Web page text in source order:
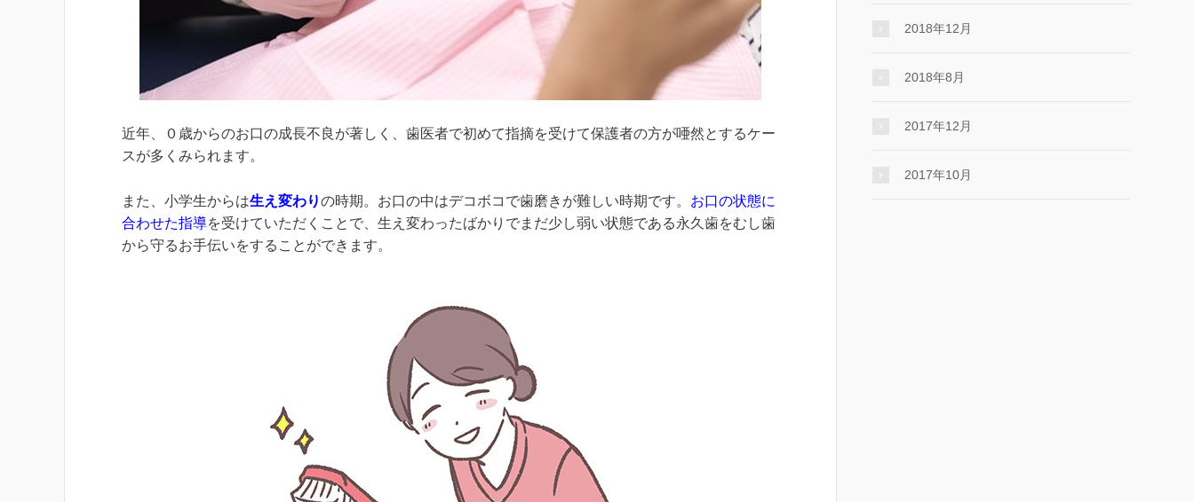
近年、０歳からのお口の成長不良が著しく、歯医者で初めて指摘を受けて保護者の方が唖然とするケー
スが多くみられます。
また、小学生からは生え変わりの時期。お口の中はデコボコで歯磨きが難しい時期です。 お口の状態に
合わせた指導を受けていただくことで、生え変わったばかりでまだ少し弱い状態である永久歯をむし歯
から守るお手伝いをすることができます。
2018年12月
2018年8月
2017年12月
2017年10月